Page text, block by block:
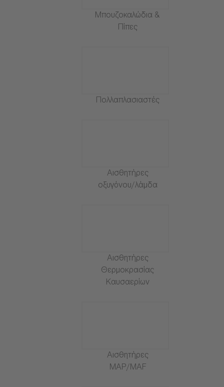
Μπουζοκαλώδια &
Πίπες
Πολλαπλασιαστές
Αισθητήρες
οξυγόνου/λάμδα
Αισθητήρες
Θερμοκρασίας
Καυσαερίων
Αισθητήρες
MAP/MAF